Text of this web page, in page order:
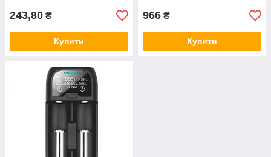
243,80 ₴
Купити
966 ₴
Купити